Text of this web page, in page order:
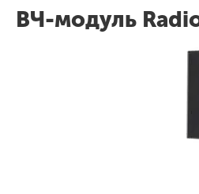
ВЧ-модуль